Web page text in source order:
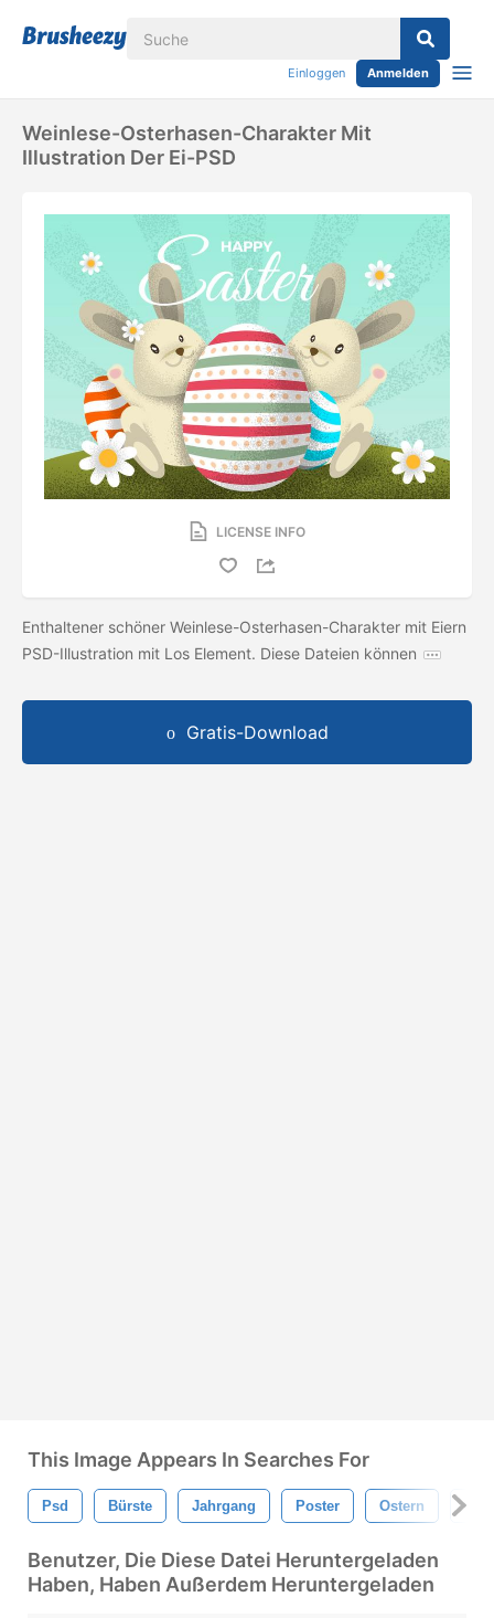
Einloggen Anmelden
Weinlese-Osterhasen-Charakter Mit
Illustration Der Ei-PSD
LICENSE INFO
Enthaltener schöner Weinlese-Osterhasen-Charakter mit Eiern
PSD-Illustration mit Los Element. Diese Dateien können
Gratis-Download
This Image Appears In Searches For
Psd Bürste Jahrgang Poster Ostern
Benutzer, Die Diese Datei Heruntergeladen
Haben, Haben Außerdem Heruntergeladen